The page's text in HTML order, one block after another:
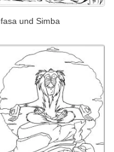
und Simba